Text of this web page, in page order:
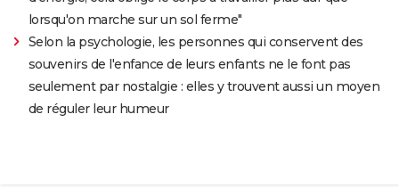
lorsqu'on marche sur un sol ferme"
Selon la psychologie, les personnes qui conservent des
souvenirs de l'enfance de leurs enfants ne le font pas
seulement par nostalgie : elles y trouvent aussi un moyen
de réguler leur humeur